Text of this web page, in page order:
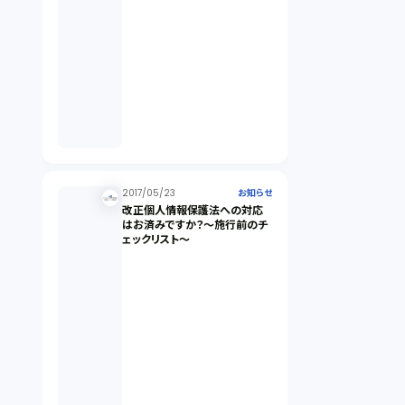
2017/05/23 お知らせ
改正個人情報保護法への対応
はお済みですか？～施行前のチ
ェックリスト～